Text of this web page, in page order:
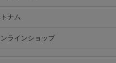
ナム
ラインショップ